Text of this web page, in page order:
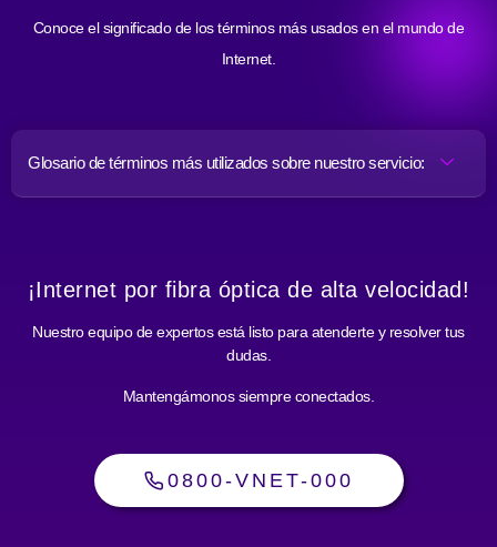
Conoce el significado de los términos más usados en el mundo de
Internet.
Glosario de términos más utilizados sobre nuestro servicio:
¡Internet por fibra óptica de alta velocidad!
Nuestro equipo de expertos está listo para atenderte y resolver tus
dudas.
Mantengámonos siempre conectados.
0800-VNET-000